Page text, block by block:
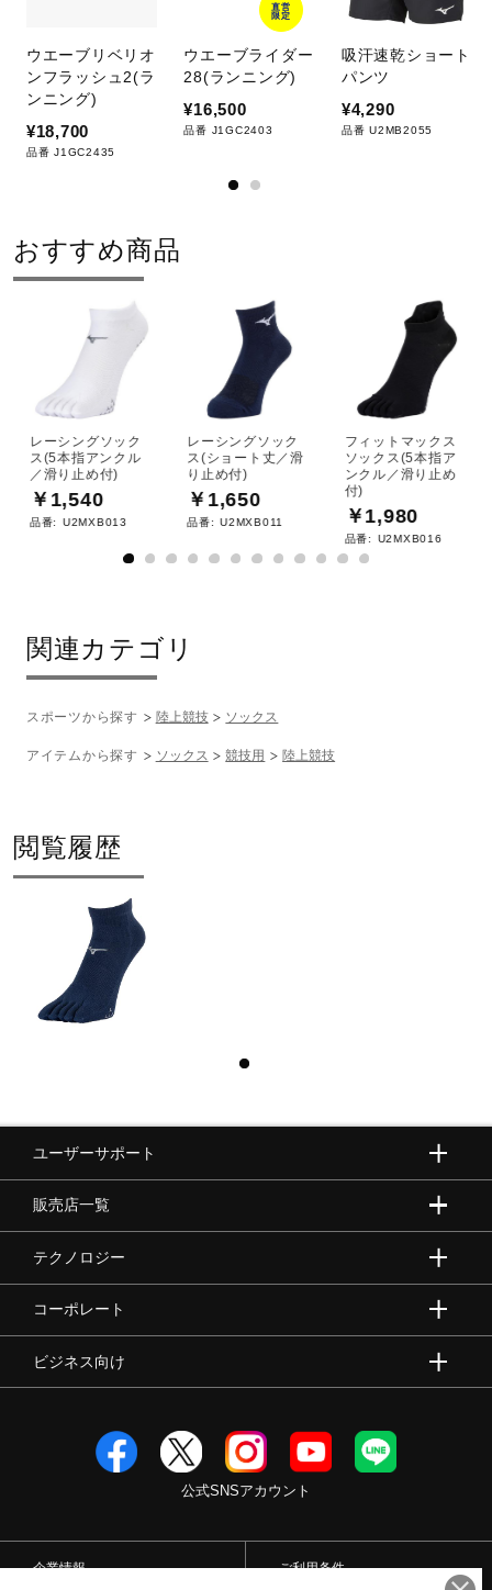
ウエーブリベリオ
ンフラッシュ2(ラ
ンニング)
¥18,700
品番 J1GC2435
直営
限定
ウエーブライダー
28(ランニング)
¥16,500
品番 J1GC2403
吸汗速乾ショート
パンツ
¥4,290
品番 U2MB2055
おすすめ商品
レーシングソック
ス(5本指アンクル
／滑り止め付)
￥1,540
品番: U2MXB013
レーシングソック
ス(ショート丈／滑
り止め付)
￥1,650
品番: U2MXB011
フィットマックス
ソックス(5本指ア
ンクル／滑り止め
付)
￥1,980
品番: U2MXB016
関連カテゴリ
スポーツから探す 陸上競技 ソックス
アイテムから探す ソックス 競技用 陸上競技
閲覧履歴
ユーザーサポート
販売店一覧
テクノロジー
コーポレート
ビジネス向け
公式SNSアカウント
企業情報 ご利用条件